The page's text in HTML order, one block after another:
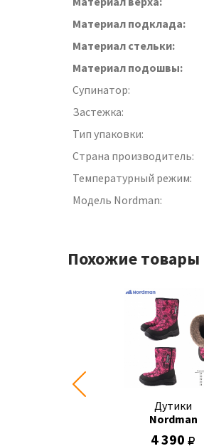
Материал подклада:
Материал стельки:
Материал подошвы:
Супинатор:
Застежка:
Тип упаковки:
Страна производитель:
Температурный режим:
Модель Nordman:
Похожие товары
Дутики
Nordman
4 390